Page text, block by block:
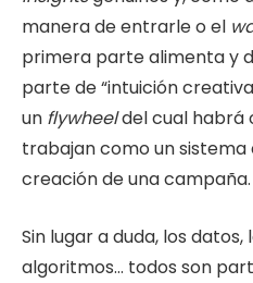
manera de entrarle o el
primera parte alimenta y
parte de “intuición
un flywheeldel cual habrá
trabajan como un sistema
creación de una campaña.
Sin lugar a duda, los datos,
algoritmos… todos son